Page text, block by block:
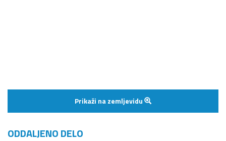
Prikaži na zemljevidu
ODDALJENO DELO